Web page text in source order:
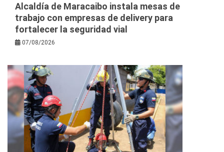
Alcaldía de Maracaibo instala mesas de
trabajo con empresas de delivery para
fortalecer la seguridad vial
07/08/2026